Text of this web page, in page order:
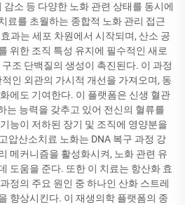
소 등 다양한 노화 관련 상태를 동시에
료를 초월하는 종합적 노화 관리 접근
과는 세포 차원에서 시작되며, 산소 공
위한 조직 특성 유지에 필수적인 새로
조 단백질의 생성이 촉진된다. 이 과정
인 외관의 가시적 개선을 가져오며, 동
에도 기여한다. 이 플랫폼은 신생 혈관
는 능력을 갖추고 있어 전신의 혈류를
능이 저하된 장기 및 조직에 영양분을
압산소치료 노화는 DNA 복구 과정 강
메커니즘을 활성화시켜, 노화 관련 유
도움을 준다. 또한 이 치료는 항산화 효
정의 주요 원인 중 하나인 산화 스트레
향상시킨다. 이 재생의학 플랫폼의 종